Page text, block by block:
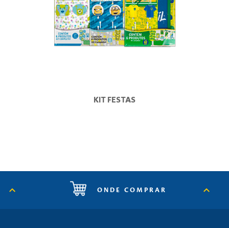
KIT FESTAS
ONDE COMPRAR